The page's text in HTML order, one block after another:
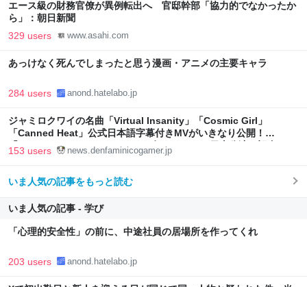
エース級の財務官僚が異例転出へ 官邸幹部「協力的でなかったか
ら」：朝日新聞
329 users www.asahi.com
あっけなく死んでしまったと思う漫画・アニメの主要キャラ
284 users anond.hatelabo.jp
ジャミロクワイの名曲「Virtual Insanity」「Cosmic Girl」
「Canned Heat」公式日本語字幕付きMVがいきなり公開！
「SUMMER SONIC 2026」での9年ぶりとなる日本公演を記念して
153 users news.denfaminicogamer.jp
いま人気の記事をもっと読む
いま人気の記事 - 学び
「心理的安全性」の前に、中途社員の居場所を作ってくれ
203 users anond.hatelabo.jp